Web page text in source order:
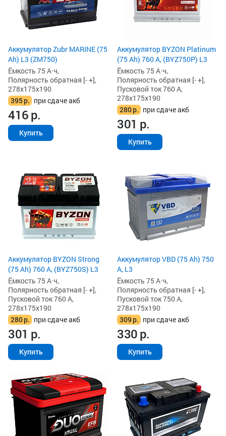
Аккумулятор Zubr MARINE (75
Ah) L3 (ZM750)
Ёмкость 75 А·ч,
Полярность обратная [- +],
278x175x190
395р. при сдаче акб
416р.
Купить
Аккумулятор BYZON Platinum
(75 Ah) 760 А, (BYZ750P) L3
Ёмкость 75 А·ч,
Полярность обратная [- +],
Пусковой ток 760 А,
278x175x190
280р. при сдаче акб
301 р.
Купить
Аккумулятор BYZON Strong
(75 Ah) 760 А, (BYZ750S) L3
Ёмкость 75 А·ч,
Полярность обратная [- +],
Пусковой ток 760 А,
278x175x190
280р. при сдаче акб
301 р.
Купить
Аккумулятор VBD (75 Ah) 750
А, L3
Ёмкость 75 А·ч,
Полярность обратная [- +],
Пусковой ток 750 А,
278x175x190
309р. при сдаче акб
330р.
Купить